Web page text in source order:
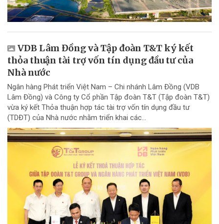
VDB Lâm Đồng và Tập đoàn T&T ký kết
thỏa thuận tài trợ vốn tín dụng đầu tư của
Nhà nước
Ngân hàng Phát triển Việt Nam – Chi nhánh Lâm Đồng (VDB
Lâm Đồng) và Công ty Cổ phần Tập đoàn T&T (Tập đoàn T&T)
vừa ký kết Thỏa thuận hợp tác tài trợ vốn tín dụng đầu tư
(TDĐT) của Nhà nước nhằm triển khai các...